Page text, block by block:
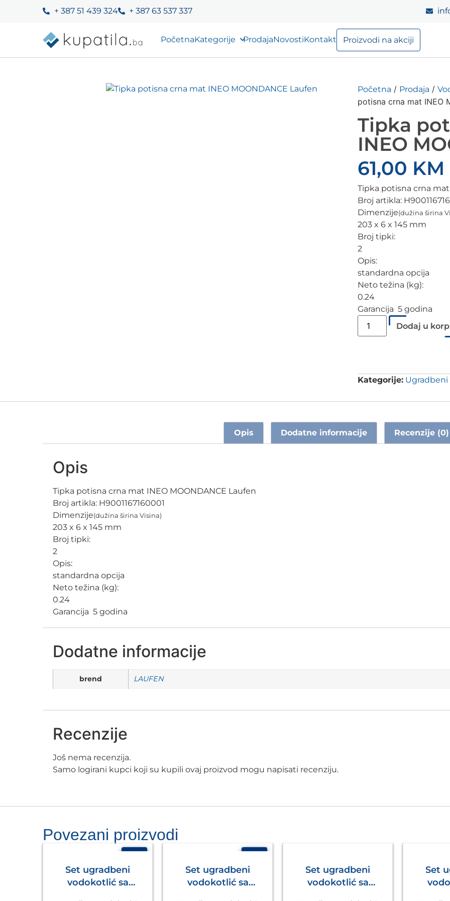
+ 387 51 439 324 + 387 63 537 337
PočetnaKategorije ProdajaNovostiKontakt Proizvodi na akciji
Početna / Prodaja /
potisna crna mat INEO
Tipka
INEO
61,00 KM
Tipka potisna crna
Broj artikla:
Dimenzije(dužina širina
203 x 6 x 145 mm
Broj tipki:
2
Opis:
standardna opcija
Neto težina (kg):
0.24
Garancija 5 godina
Dodaj u
Kategorije:
Opis Dodatne informacije Recenzije (0)
Opis
Tipka potisna crna mat INEO MOONDANCE Laufen
Broj artikla: H9001167160001
Dimenzije(dužina širina Visina)
203 x 6 x 145 mm
Broj tipki:
2
Opis:
standardna opcija
Neto težina (kg):
0.24
Garancija 5 godina
Dodatne informacije
brend LAUFEN
Recenzije
Još nema recenzija.
Samo logirani kupci koji su kupili ovaj proizvod mogu napisati recenziju.
Povezani proizvodi
Set ugradbeni
vodokotlić sa
Set ugradbeni
vodokotlić sa
Set ugradbeni
vodokotlić sa
Set